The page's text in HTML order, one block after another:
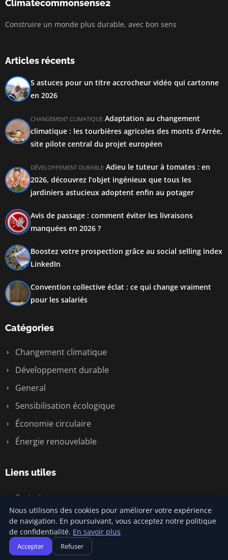
Climatecommonsense2
Construire un monde plus durable, avec bon sens
Articles récents
5 astuces pour un titre accrocheur vidéo qui cartonne
en 2026
CHANGEMENT CLIMATIQUE Adaptation au changement
climatique : les tourbières agricoles des monts d’Arrée,
site pilote central du projet européen
DÉVELOPPEMENT DURABLE Adieu le tuteur à tomates : en
2026, découvrez l’objet ingénieux que tous les
jardiniers astucieux adoptent enfin au potager
Avis de passage : comment éviter les livraisons
manquées en 2026 ?
Boostez votre prospection grâce au social selling index
LinkedIn
Convention collective éclat : ce qui change vraiment
pour les salariés
Catégories
Changement climatique
Développement durable
General
Sensibilisation écologique
Économie circulaire
Énergie renouvelable
Liens utiles
Contact
© 2026 Climatecommonsense2. Tous droits réservés.
Nous utilisons des cookies pour améliorer votre expérience
de navigation. En poursuivant, vous acceptez notre politique
de confidentialité. En savoir plus
Accepter Refuser